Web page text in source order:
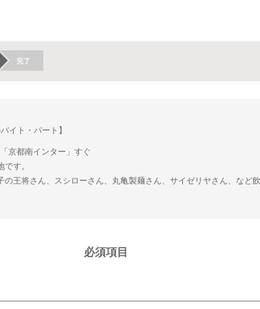
完了
イト・パート】
京都南インター」すぐ
す。
王将さん、スシローさん、丸亀製麺さん、サイゼリヤさん、など飲
必須項目